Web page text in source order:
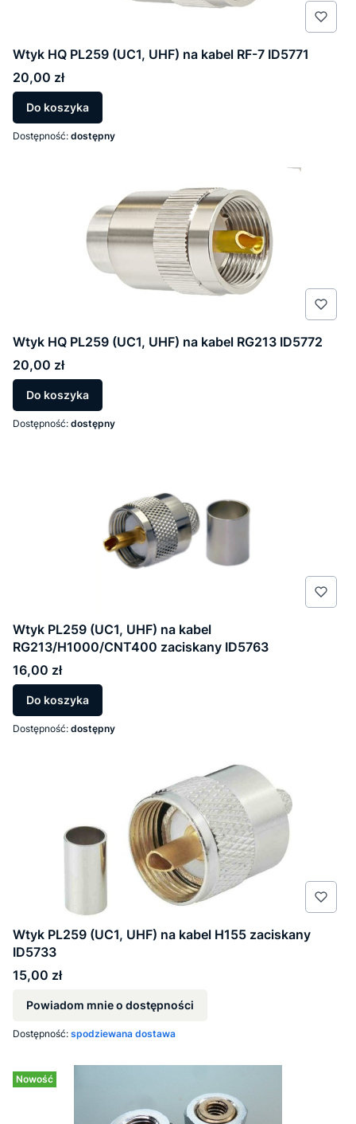
Wtyk HQ PL259 (UC1, UHF) na kabel RF-7 ID5771
Cena
20,00 zł
Do koszyka
Dostępność: dostępny
Wtyk HQ PL259 (UC1, UHF) na kabel RG213 ID5772
Cena
20,00 zł
Do koszyka
Dostępność: dostępny
Wtyk PL259 (UC1, UHF) na kabel
RG213/H1000/CNT400 zaciskany ID5763
Cena
16,00 zł
Do koszyka
Dostępność: dostępny
Wtyk PL259 (UC1, UHF) na kabel H155 zaciskany
ID5733
Cena
15,00 zł
Powiadom mnie o dostępności
Dostępność: spodziewana dostawa
Nowość